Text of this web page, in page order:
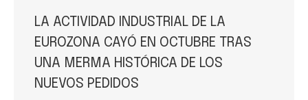
LA ACTIVIDAD INDUSTRIAL DE LA
EUROZONA CAYÓ EN OCTUBRE TRAS
UNA MERMA HISTÓRICA DE LOS
NUEVOS PEDIDOS